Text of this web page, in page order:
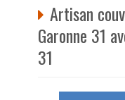
Artisan
Garonne 31
31